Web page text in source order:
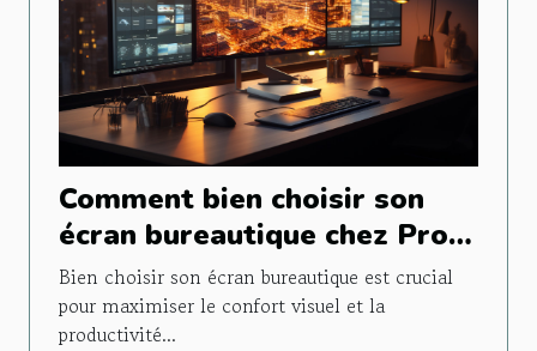
Comment bien choisir son
écran bureautique chez Pro-
Ecran ?
Bien choisir son écran bureautique est crucial
pour maximiser le confort visuel et la
productivité...